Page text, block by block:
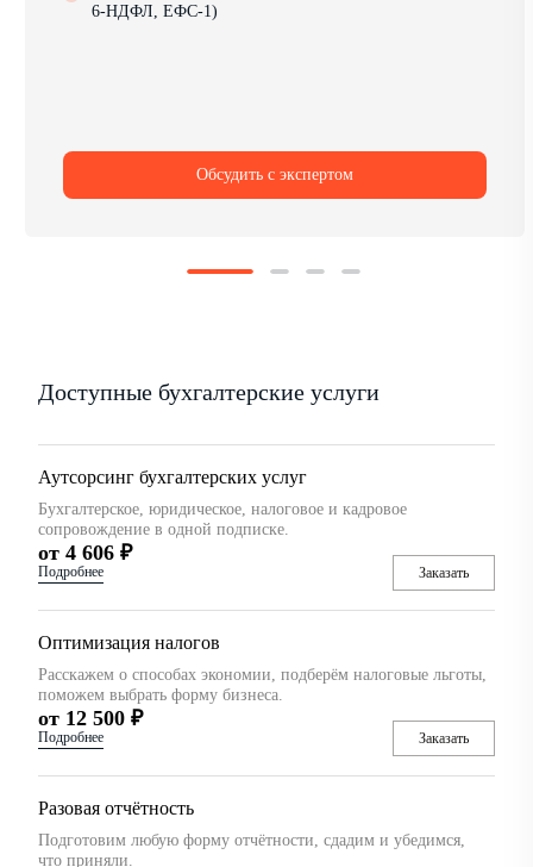
6-НДФЛ, ЕФС-1)
Обсудить с экспертом
Доступные бухгалтерские услуги
Аутсорсинг бухгалтерских услуг
Бухгалтерское, юридическое, налоговое и кадровое
сопровождение в одной подписке.
от 4 606 ₽
Подробнее Заказать
Оптимизация налогов
Расскажем о способах экономии, подберём налоговые льготы,
поможем выбрать форму бизнеса.
от 12 500 ₽
Подробнее Заказать
Разовая отчётность
Подготовим любую форму отчётности, сдадим и убедимся,
что приняли.